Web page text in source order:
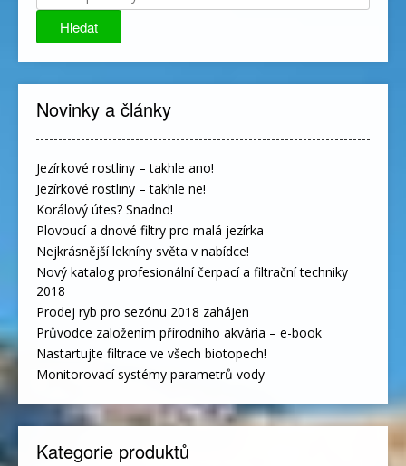
Hledat
Novinky a články
Jezírkové rostliny – takhle ano!
Jezírkové rostliny – takhle ne!
Korálový útes? Snadno!
Plovoucí a dnové filtry pro malá jezírka
Nejkrásnější lekníny světa v nabídce!
Nový katalog profesionální čerpací a filtrační techniky
2018
Prodej ryb pro sezónu 2018 zahájen
Průvodce založením přírodního akvária – e-book
Nastartujte filtrace ve všech biotopech!
Monitorovací systémy parametrů vody
Kategorie produktů